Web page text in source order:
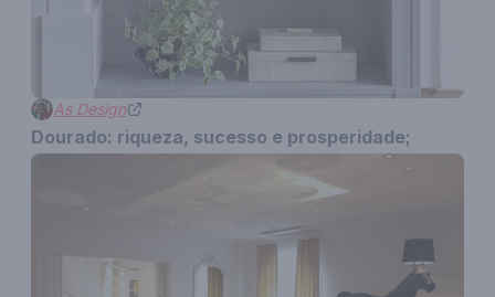
As Design
Dourado: riqueza, sucesso e prosperidade;